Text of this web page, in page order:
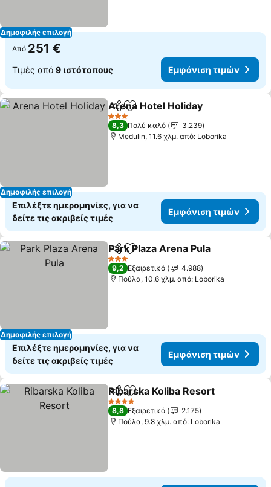
Δημοφιλής επιλογή
Από 251 €
Τιμές από 9 ιστότοπους Εμφάνιση τιμών
Δημοφιλής επιλογή
Κοινοποίηση
Προσθήκη στα αγαπημένα
Arena Hotel Holiday
3 Αστέρια
8,3 Πολύ καλό
3.239
Medulin, 11.6 χλμ. από: Loborika
Επιλέξτε ημερομηνίες, για να
δείτε τις ακριβείς τιμές
Εμφάνιση τιμών
Δημοφιλής επιλογή
Κοινοποίηση
Προσθήκη στα αγαπημένα
Park Plaza Arena Pula
3 Αστέρια
9,2 Εξαιρετικό
4.988
Πούλα, 10.6 χλμ. από: Loborika
Επιλέξτε ημερομηνίες, για να
δείτε τις ακριβείς τιμές
Εμφάνιση τιμών
Κοινοποίηση
Προσθήκη στα αγαπημένα
Ribarska Koliba Resort
4 Αστέρια
8,8 Εξαιρετικό
2.175
Πούλα, 9.8 χλμ. από: Loborika